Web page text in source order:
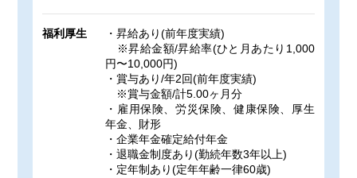
福利厚生
・昇給あり(前年度実績)
※昇給金額/昇給率(ひと月あたり1,000
円〜10,000円)
・賞与あり/年2回(前年度実績)
※賞与金額/計5.00ヶ月分
・雇用保険、労災保険、健康保険、厚生
年金、財形
・企業年金確定給付年金
・退職金制度あり(勤続年数3年以上)
・定年制あり(定年年齢一律60歳)